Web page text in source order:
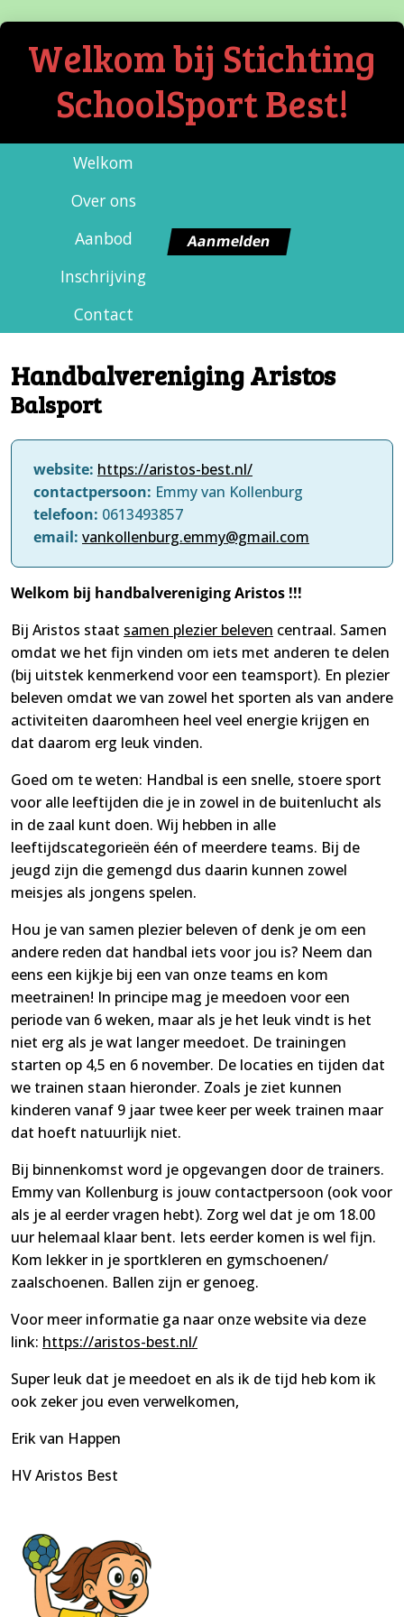
Welkom bij Stichting
SchoolSport Best!
Welkom
Over ons
Aanbod
Inschrijving
Contact
Aanmelden
Handbalvereniging Aristos
Balsport
website: https://aristos-best.nl/
contactpersoon: Emmy van Kollenburg
telefoon: 0613493857
email: vankollenburg.emmy@gmail.com
Welkom bij handbalvereniging Aristos !!!
Bij Aristos staat samen plezier beleven centraal. Samen
omdat we het fijn vinden om iets met anderen te delen
(bij uitstek kenmerkend voor een teamsport). En plezier
beleven omdat we van zowel het sporten als van andere
activiteiten daaromheen heel veel energie krijgen en
dat daarom erg leuk vinden.
Goed om te weten: Handbal is een snelle, stoere sport
voor alle leeftijden die je in zowel in de buitenlucht als
in de zaal kunt doen. Wij hebben in alle
leeftijdscategorieën één of meerdere teams. Bij de
jeugd zijn die gemengd dus daarin kunnen zowel
meisjes als jongens spelen.
Hou je van samen plezier beleven of denk je om een
andere reden dat handbal iets voor jou is? Neem dan
eens een kijkje bij een van onze teams en kom
meetrainen! In principe mag je meedoen voor een
periode van 6 weken, maar als je het leuk vindt is het
niet erg als je wat langer meedoet. De trainingen
starten op 4,5 en 6 november. De locaties en tijden dat
we trainen staan hieronder. Zoals je ziet kunnen
kinderen vanaf 9 jaar twee keer per week trainen maar
dat hoeft natuurlijk niet.
Bij binnenkomst word je opgevangen door de trainers.
Emmy van Kollenburg is jouw contactpersoon (ook voor
als je al eerder vragen hebt). Zorg wel dat je om 18.00
uur helemaal klaar bent. Iets eerder komen is wel fijn.
Kom lekker in je sportkleren en gymschoenen/
zaalschoenen. Ballen zijn er genoeg.
Voor meer informatie ga naar onze website via deze
link: https://aristos-best.nl/
Super leuk dat je meedoet en als ik de tijd heb kom ik
ook zeker jou even verwelkomen,
Erik van Happen
HV Aristos Best